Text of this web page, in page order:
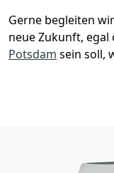
Gerne begleiten
neue Zukunft, egal
Potsdam sein soll,